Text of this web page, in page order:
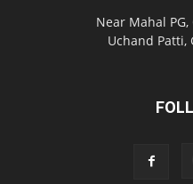
Near Mahal
Uchand Patti,